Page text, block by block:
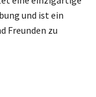
und ist ein
Freunden zu